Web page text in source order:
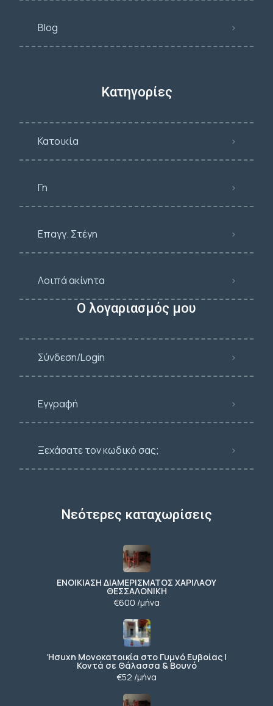
Blog
Κατηγορίες
Κατοικία
Γη
Επαγγ. Στέγη
Λοιπά ακίνητα
Ο λογαριασμός μου
Σύνδεση/Login
Εγγραφή
Ξεχάσατε τον κωδικό σας;
Νεότερες καταχωρίσεις
ΕΝΟΙΚΙΑΣΗ ΔΙΑΜΕΡΙΣΜΑΤΟΣ ΧΑΡΙΛΑΟΥ
ΘΕΣΣΑΛΟΝΙΚΗ
€600 /μήνα
Ήσυχη Μονοκατοικία στο Γυμνό Ευβοίας |
Κοντά σε Θάλασσα & Βουνό
€52 /μήνα